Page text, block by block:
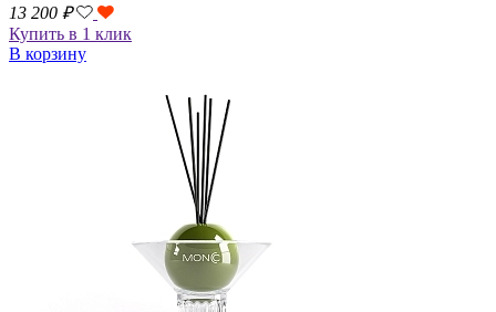
13 200 ₽
Купить в 1 клик
В корзину